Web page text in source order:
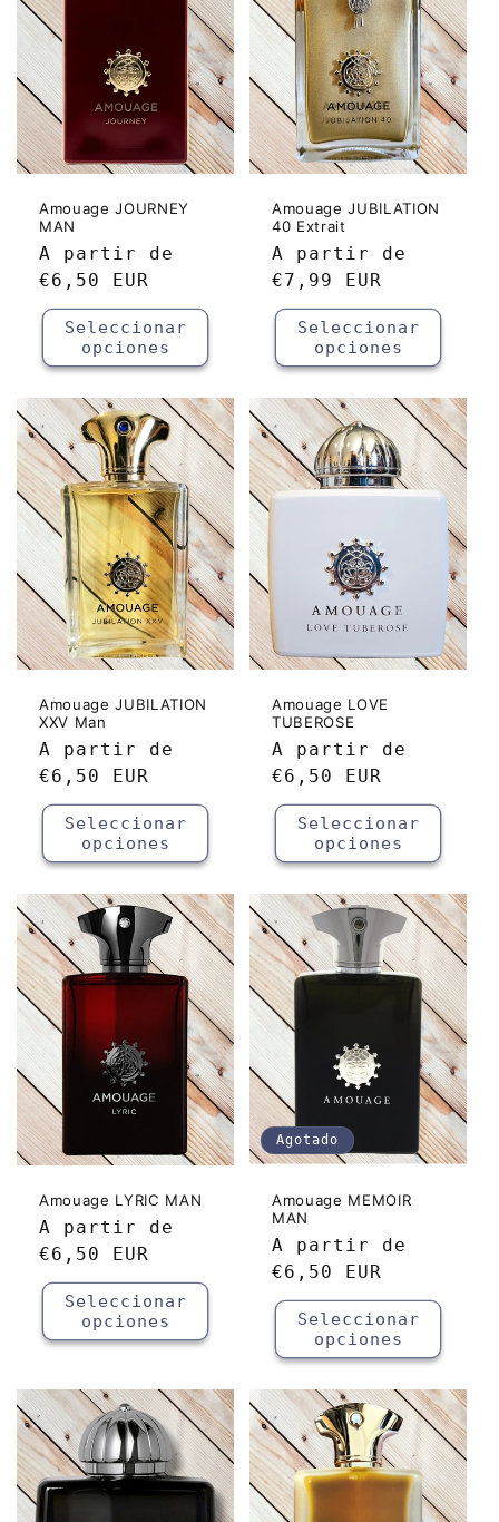
Amouage JOURNEY
MAN
Precio
habitual
A partir de
€6,50 EUR
Seleccionar
opciones
Amouage JUBILATION
40 Extrait
Precio
habitual
A partir de
€7,99 EUR
Seleccionar
opciones
Amouage JUBILATION
XXV Man
Precio
habitual
A partir de
€6,50 EUR
Seleccionar
opciones
Amouage LOVE
TUBEROSE
Precio
habitual
A partir de
€6,50 EUR
Seleccionar
opciones
Amouage LYRIC MAN
Precio
habitual
A partir de
€6,50 EUR
Seleccionar
opciones
Agotado
Amouage MEMOIR
MAN
Precio
habitual
A partir de
€6,50 EUR
Seleccionar
opciones